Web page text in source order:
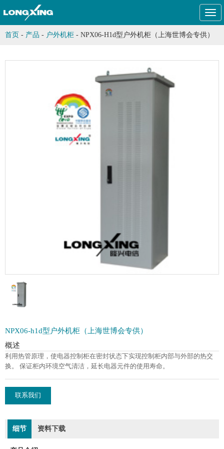
首页 - 产品 - 户外机柜 - NPX06-H1d型户外机柜（上海世博会专供）
NPX06-h1d型户外机柜（上海世博会专供）
概述
利用热管原理，使电器控制柜在密封状态下实现控制柜内部与外部的热交
换。 保证柜内环境空气清洁，延长电器元件的使用寿命。
联系我们
细节 资料下载